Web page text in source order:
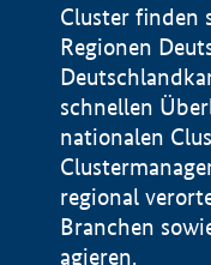
Cluster finden
Regionen
schnellen
nationalen
regional
Branchen
agieren.